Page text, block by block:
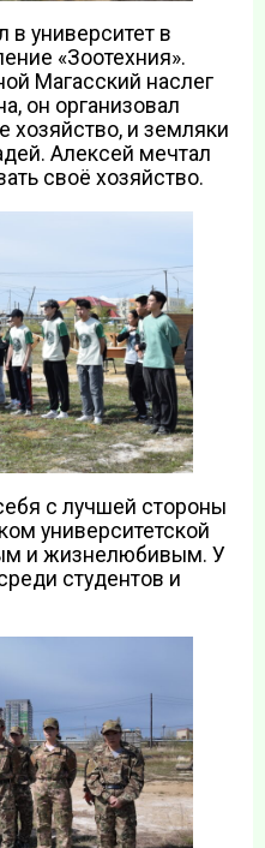
в университет в
«Зоотехния».
Магасский наслег
он организовал
хозяйство, и земляки
Алексей мечтал
своё хозяйство.
с лучшей стороны
университетской
и жизнелюбивым. У
студентов и